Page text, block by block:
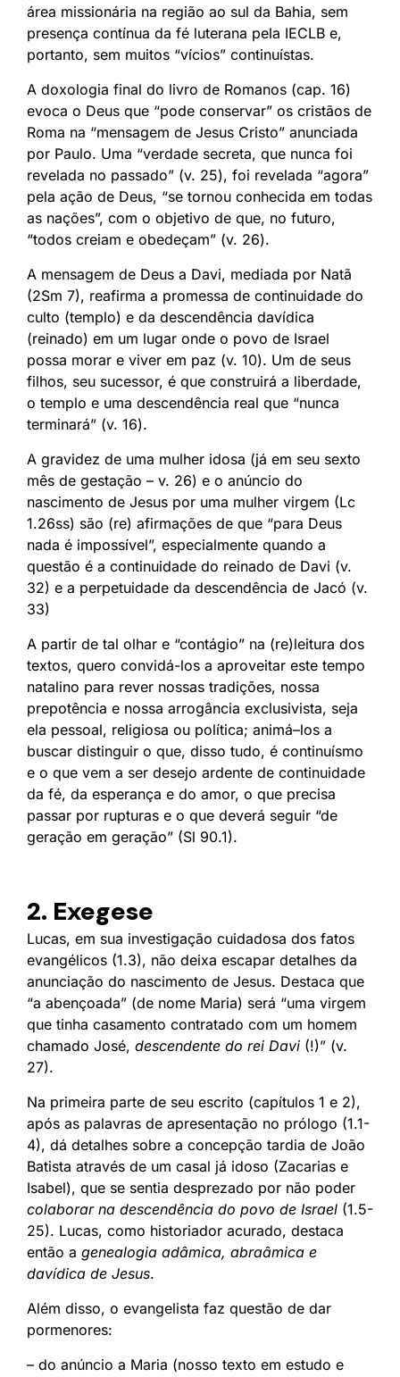
área missionária na região ao sul da Bahia, sem
presença contínua da fé luterana pela IECLB e,
portanto, sem muitos “vícios” continuístas.
A doxologia final do livro de Romanos (cap. 16)
evoca o Deus que “pode conservar” os cristãos de
Roma na “mensagem de Jesus Cristo” anunciada
por Paulo. Uma “verdade secreta, que nunca foi
revelada no passado” (v. 25), foi revelada “agora”
pela ação de Deus, “se tornou conhecida em todas
as nações”, com o objetivo de que, no futuro,
“todos creiam e obedeçam” (v. 26).
A mensagem de Deus a Davi, mediada por Natã
(2Sm 7), reafirma a promessa de continuidade do
culto (templo) e da descendência davídica
(reinado) em um lugar onde o povo de Israel
possa morar e viver em paz (v. 10). Um de seus
filhos, seu sucessor, é que construirá a liberdade,
o templo e uma descendência real que “nunca
terminará” (v. 16).
A gravidez de uma mulher idosa (já em seu sexto
mês de gestação – v. 26) e o anúncio do
nascimento de Jesus por uma mulher virgem (Lc
1.26ss) são (re) afirmações de que “para Deus
nada é impossível”, especialmente quando a
questão é a continuidade do reinado de Davi (v.
32) e a perpetuidade da descendência de Jacó (v.
33)
A partir de tal olhar e “contágio” na (re)leitura dos
textos, quero convidá-los a aproveitar este tempo
natalino para rever nossas tradições, nossa
prepotência e nossa arrogância exclusivista, seja
ela pessoal, religiosa ou política; animá–los a
buscar distinguir o que, disso tudo, é continuísmo
e o que vem a ser desejo ardente de continuidade
da fé, da esperança e do amor, o que precisa
passar por rupturas e o que deverá seguir “de
geração em geração” (Sl 90.1).
2. Exegese
Lucas, em sua investigação cuidadosa dos fatos
evangélicos (1.3), não deixa escapar detalhes da
anunciação do nascimento de Jesus. Destaca que
“a abençoada” (de nome Maria) será “uma virgem
que tinha casamento contratado com um homem
chamado José, descendente do rei Davi (!)” (v.
27).
Na primeira parte de seu escrito (capítulos 1 e 2),
após as palavras de apresentação no prólogo (1.1-
4), dá detalhes sobre a concepção tardia de João
Batista através de um casal já idoso (Zacarias e
Isabel), que se sentia desprezado por não poder
colaborar na descendência do povo de Israel (1.5-
25). Lucas, como historiador acurado, destaca
então a genealogia adâmica, abraâmica e
davídica de Jesus.
Além disso, o evangelista faz questão de dar
pormenores:
– do anúncio a Maria (nosso texto em estudo e